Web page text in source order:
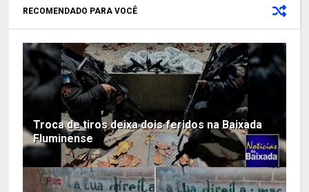
RECOMENDADO PARA VOCÊ
Troca de tiros deixa dois feridos na Baixada
Fluminense